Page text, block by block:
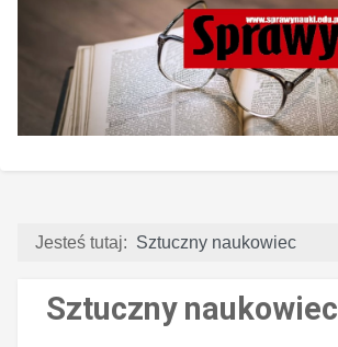
Jesteś tutaj: Sztuczny naukowiec
Sztuczny naukowiec